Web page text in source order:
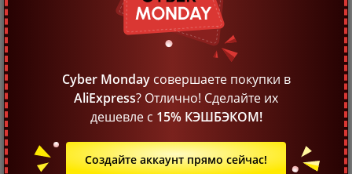
обычно продолжается несколько дополнительных дней.
Продолжительность проведения акции обычно влияет на
заинтересованность, поэтому надо торопиться! Не все
покупатели успеют воспользоваться акцией, потому что
количество уценённых товаров в отдельных акционных
разделах ограничено. Особое внимание надо обратить на
предоставленные в рамках акции купоны и промокоды, у
Cyber Mondayсовершаете покупки в
AliExpress? Отлично! Сделайте их
дешевле с 15% КЭШБЭКОМ!
Создайте аккаунт прямо сейчас!